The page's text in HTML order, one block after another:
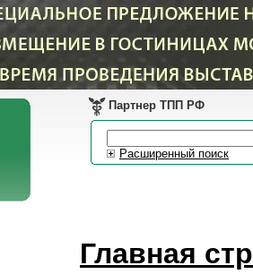
Партнер ТПП РФ
Расширенный поиск
Главная